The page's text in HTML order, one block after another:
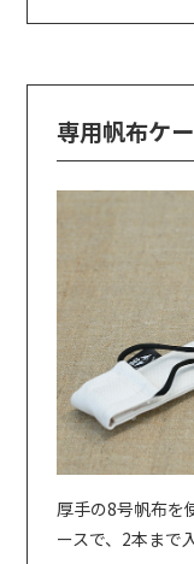
専用帆布ケ
厚手の8号帆布を
ースで、2本まで